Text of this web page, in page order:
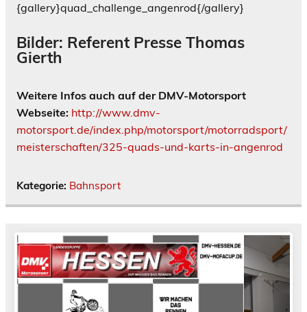
{gallery}quad_challenge_angenrod{/gallery}
Bilder: Referent Presse Thomas
Gierth
Weitere Infos auch auf der DMV-Motorsport
Webseite: http://www.dmv-
motorsport.de/index.php/motorsport/motorradsport/
meisterschaften/325-quads-und-karts-in-angenrod
Kategorie: Bahnsport